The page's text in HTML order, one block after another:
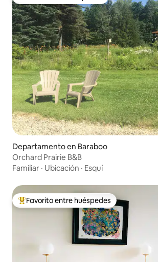
Departamento en Baraboo
Orchard Prairie B&B
Familiar · Ubicación · Esquí
De los mejores en Favorito entre huéspedes
Favorito entre huéspedes